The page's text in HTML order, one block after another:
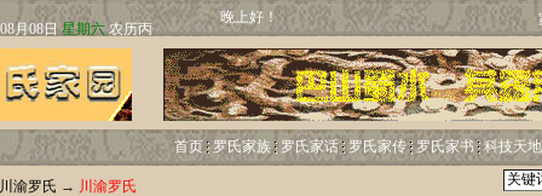
晚上好！
首页 罗氏家族 罗氏家话 罗氏家传 罗氏家书 科技天地
川渝罗氏 → 川渝罗氏